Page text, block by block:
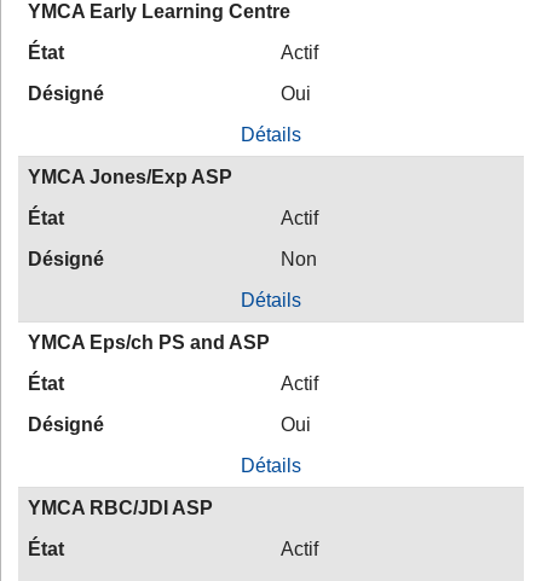
YMCA Early Learning Centre
État
Actif
Désigné
Oui
Détails
YMCA Jones/Exp ASP
État
Actif
Désigné
Non
Détails
YMCA Eps/ch PS and ASP
État
Actif
Désigné
Oui
Détails
YMCA RBC/JDI ASP
État
Actif